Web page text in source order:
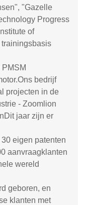
"Gazelle
Progress
of
bedrijf
projecten in de
- Zoomlion
jaar zijn er
eigen patenten
aanvraagklanten
wereld
geboren, en
klanten met